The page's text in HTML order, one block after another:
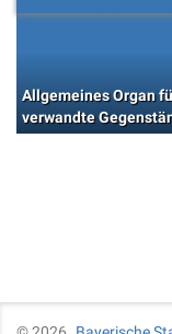
Allgemeines Organ
verwandte